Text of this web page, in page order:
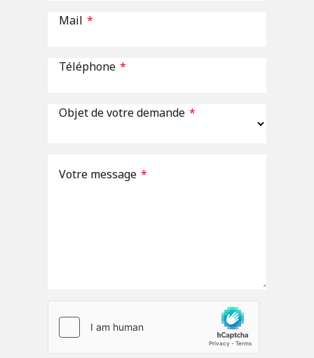
Mail *
Téléphone *
Objet de votre demande *
Votre message *